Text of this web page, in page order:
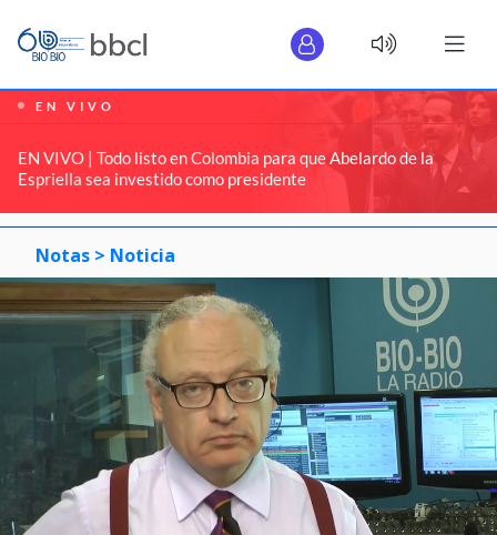
EN VIVO
EN VIVO | Todo listo en Colombia para que Abelardo de la
Espriella sea investido como presidente
Notas > Noticia